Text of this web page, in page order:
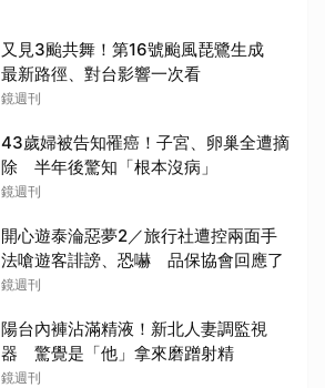
又見3颱共舞！第16號颱風琵鷺生成
最新路徑、對台影響一次看
鏡週刊
43歲婦被告知罹癌！子宮、卵巢全遭摘
除 半年後驚知「根本沒病」
鏡週刊
開心遊泰淪惡夢2／旅行社遭控兩面手
法嗆遊客誹謗、恐嚇 品保協會回應了
鏡週刊
陽台內褲沾滿精液！新北人妻調監視
器 驚覺是「他」拿來磨蹭射精
鏡週刊